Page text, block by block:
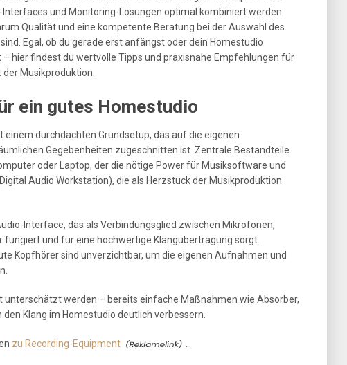
und Monitoring-Lösungen optimal kombiniert werden
Qualität und eine kompetente Beratung bei der Auswahl des
Egal, ob du gerade erst anfängst oder dein Homestudio
hier findest du wertvolle Tipps und praxisnahe Empfehlungen für
Musikproduktion.
ein gutes Homestudio
einem durchdachten Grundsetup, das auf die eigenen
Gegebenheiten zugeschnitten ist. Zentrale Bestandteile
oder Laptop, der die nötige Power für Musiksoftware und
Audio Workstation), die als Herzstück der Musikproduktion
Interface, das als Verbindungsglied zwischen Mikrofonen,
fungiert und für eine hochwertige Klangübertragung sorgt.
Kopfhörer sind unverzichtbar, um die eigenen Aufnahmen und
unterschätzt werden – bereits einfache Maßnahmen wie Absorber,
Klang im Homestudio deutlich verbessern.
zu Recording-Equipment